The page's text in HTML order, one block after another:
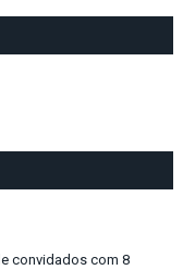
convidados com 8